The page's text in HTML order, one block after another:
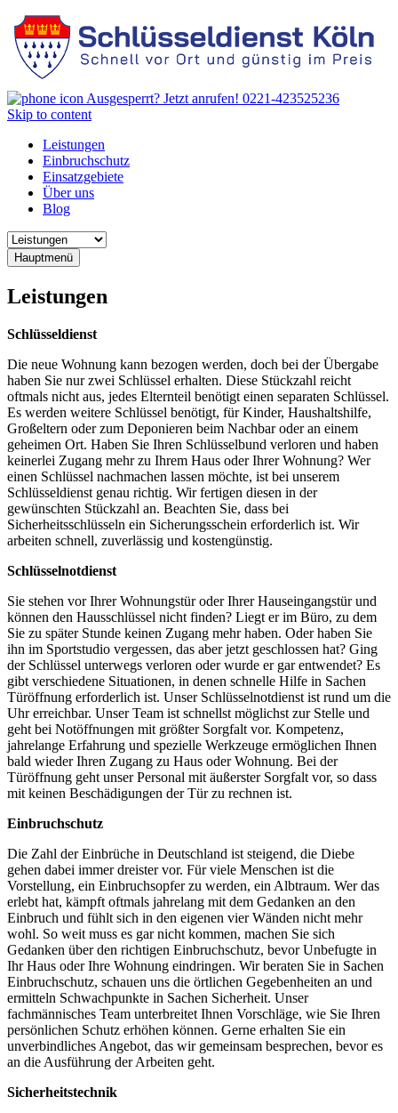
Ausgesperrt? Jetzt anrufen! 0221-423525236
Skip to content
Leistungen
Einbruchschutz
Einsatzgebiete
Über uns
Blog
Hauptmenü
Leistungen
Schlüsseldienst
Die neue Wohnung kann bezogen werden, doch bei der Übergabe
haben Sie nur zwei Schlüssel erhalten. Diese Stückzahl reicht
oftmals nicht aus, jedes Elternteil benötigt einen separaten Schlüssel.
Es werden weitere Schlüssel benötigt, für Kinder, Haushaltshilfe,
Großeltern oder zum Deponieren beim Nachbar oder an einem
geheimen Ort. Haben Sie Ihren Schlüsselbund verloren und haben
keinerlei Zugang mehr zu Ihrem Haus oder Ihrer Wohnung? Wer
einen Schlüssel nachmachen lassen möchte, ist bei unserem
Schlüsseldienst genau richtig. Wir fertigen diesen in der
gewünschten Stückzahl an. Beachten Sie, dass bei
Sicherheitsschlüsseln ein Sicherungsschein erforderlich ist. Wir
arbeiten schnell, zuverlässig und kostengünstig.
Schlüsselnotdienst
Sie stehen vor Ihrer Wohnungstür oder Ihrer Hauseingangstür und
können den Hausschlüssel nicht finden? Liegt er im Büro, zu dem
Sie zu später Stunde keinen Zugang mehr haben. Oder haben Sie
ihn im Sportstudio vergessen, das aber jetzt geschlossen hat? Ging
der Schlüssel unterwegs verloren oder wurde er gar entwendet? Es
gibt verschiedene Situationen, in denen schnelle Hilfe in Sachen
Türöffnung erforderlich ist. Unser Schlüsselnotdienst ist rund um die
Uhr erreichbar. Unser Team ist schnellst möglichst zur Stelle und
geht bei Notöffnungen mit größter Sorgfalt vor. Kompetenz,
jahrelange Erfahrung und spezielle Werkzeuge ermöglichen Ihnen
bald wieder Ihren Zugang zu Haus oder Wohnung. Bei der
Türöffnung geht unser Personal mit äußerster Sorgfalt vor, so dass
mit keinen Beschädigungen der Tür zu rechnen ist.
Einbruchschutz
Die Zahl der Einbrüche in Deutschland ist steigend, die Diebe
gehen dabei immer dreister vor. Für viele Menschen ist die
Vorstellung, ein Einbruchsopfer zu werden, ein Albtraum. Wer das
erlebt hat, kämpft oftmals jahrelang mit dem Gedanken an den
Einbruch und fühlt sich in den eigenen vier Wänden nicht mehr
wohl. So weit muss es gar nicht kommen, machen Sie sich
Gedanken über den richtigen Einbruchschutz, bevor Unbefugte in
Ihr Haus oder Ihre Wohnung eindringen. Wir beraten Sie in Sachen
Einbruchschutz, schauen uns die örtlichen Gegebenheiten an und
ermitteln Schwachpunkte in Sachen Sicherheit. Unser
fachmännisches Team unterbreitet Ihnen Vorschläge, wie Sie Ihren
persönlichen Schutz erhöhen können. Gerne erhalten Sie ein
unverbindliches Angebot, das wir gemeinsam besprechen, bevor es
an die Ausführung der Arbeiten geht.
Sicherheitstechnik